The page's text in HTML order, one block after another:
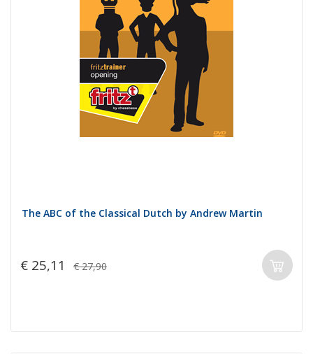
The ABC of the Classical Dutch by Andrew Martin
€ 25,11 € 27,90